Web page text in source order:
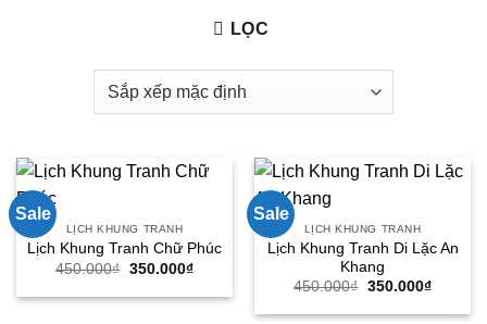
LỌC
Sale
LỊCH KHUNG TRANH
Lịch Khung Tranh Chữ Phúc
450.000₫ Giá
là:
350.000₫Giá
tại
Sale
LỊCH KHUNG TRANH
Lịch Khung Tranh Di Lặc An
Khang
450.000₫ Giá
là:
350.000₫Giá
tại